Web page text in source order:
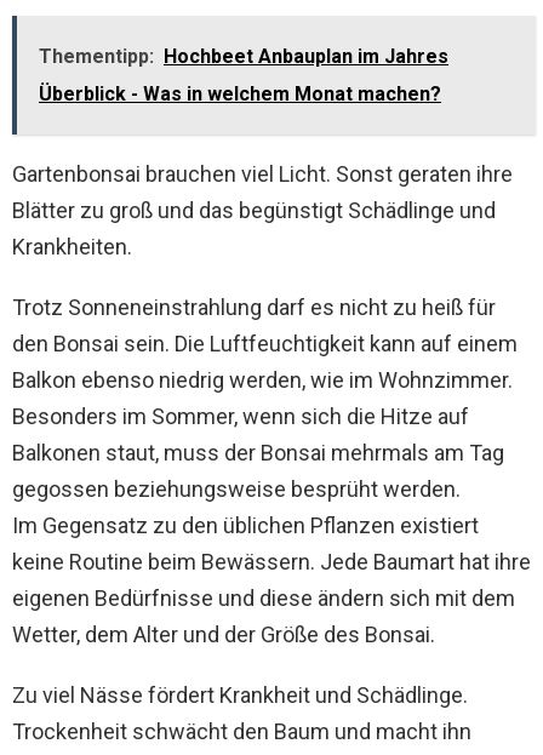
Thementipp: Hochbeet Anbauplan im Jahres
Überblick - Was in welchem Monat machen?
Gartenbonsai brauchen viel Licht. Sonst geraten ihre
Blätter zu groß und das begünstigt Schädlinge und
Krankheiten.
Trotz Sonneneinstrahlung darf es nicht zu heiß für
den Bonsai sein. Die Luftfeuchtigkeit kann auf einem
Balkon ebenso niedrig werden, wie im Wohnzimmer.
Besonders im Sommer, wenn sich die Hitze auf
Balkonen staut, muss der Bonsai mehrmals am Tag
gegossen beziehungsweise besprüht werden.
Im Gegensatz zu den üblichen Pflanzen existiert
keine Routine beim Bewässern. Jede Baumart hat ihre
eigenen Bedürfnisse und diese ändern sich mit dem
Wetter, dem Alter und der Größe des Bonsai.
Zu viel Nässe fördert Krankheit und Schädlinge.
Trockenheit schwächt den Baum und macht ihn